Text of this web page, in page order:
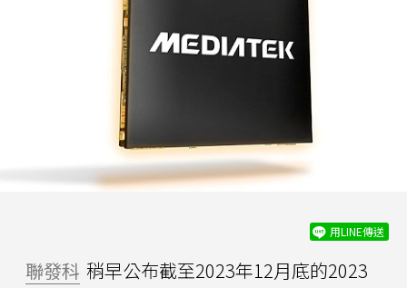
用LINE傳送
聯發科 稍早公布截至2023年12月底的2023